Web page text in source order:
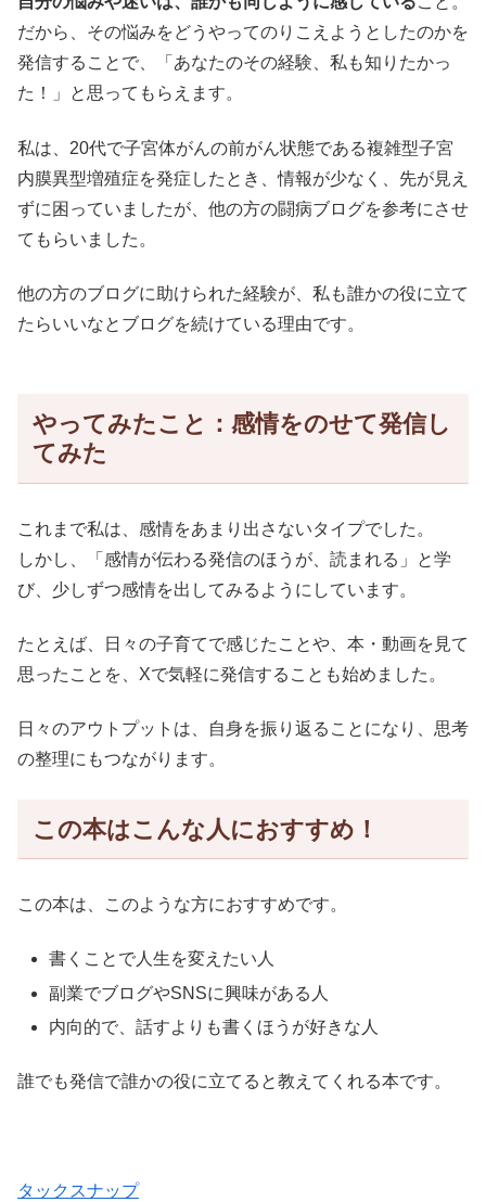
だから、その悩みをどうやってのりこえようとしたのかを
発信することで、「あなたのその経験、私も知りたかっ
た！」と思ってもらえます。
私は、20代で子宮体がんの前がん状態である複雑型子宮
内膜異型増殖症を発症したとき、情報が少なく、先が見え
ずに困っていましたが、他の方の闘病ブログを参考にさせ
てもらいました。
他の方のブログに助けられた経験が、私も誰かの役に立て
たらいいなとブログを続けている理由です。
やってみたこと：感情をのせて発信し
てみた
これまで私は、感情をあまり出さないタイプでした。
しかし、「感情が伝わる発信のほうが、読まれる」と学
び、少しずつ感情を出してみるようにしています。
たとえば、日々の子育てで感じたことや、本・動画を見て
思ったことを、Xで気軽に発信することも始めました。
日々のアウトプットは、自身を振り返ることになり、思考
の整理にもつながります。
この本はこんな人におすすめ！
この本は、このような方におすすめです。
書くことで人生を変えたい人
副業でブログやSNSに興味がある人
内向的で、話すよりも書くほうが好きな人
誰でも発信で誰かの役に立てると教えてくれる本です。
タックスナップ